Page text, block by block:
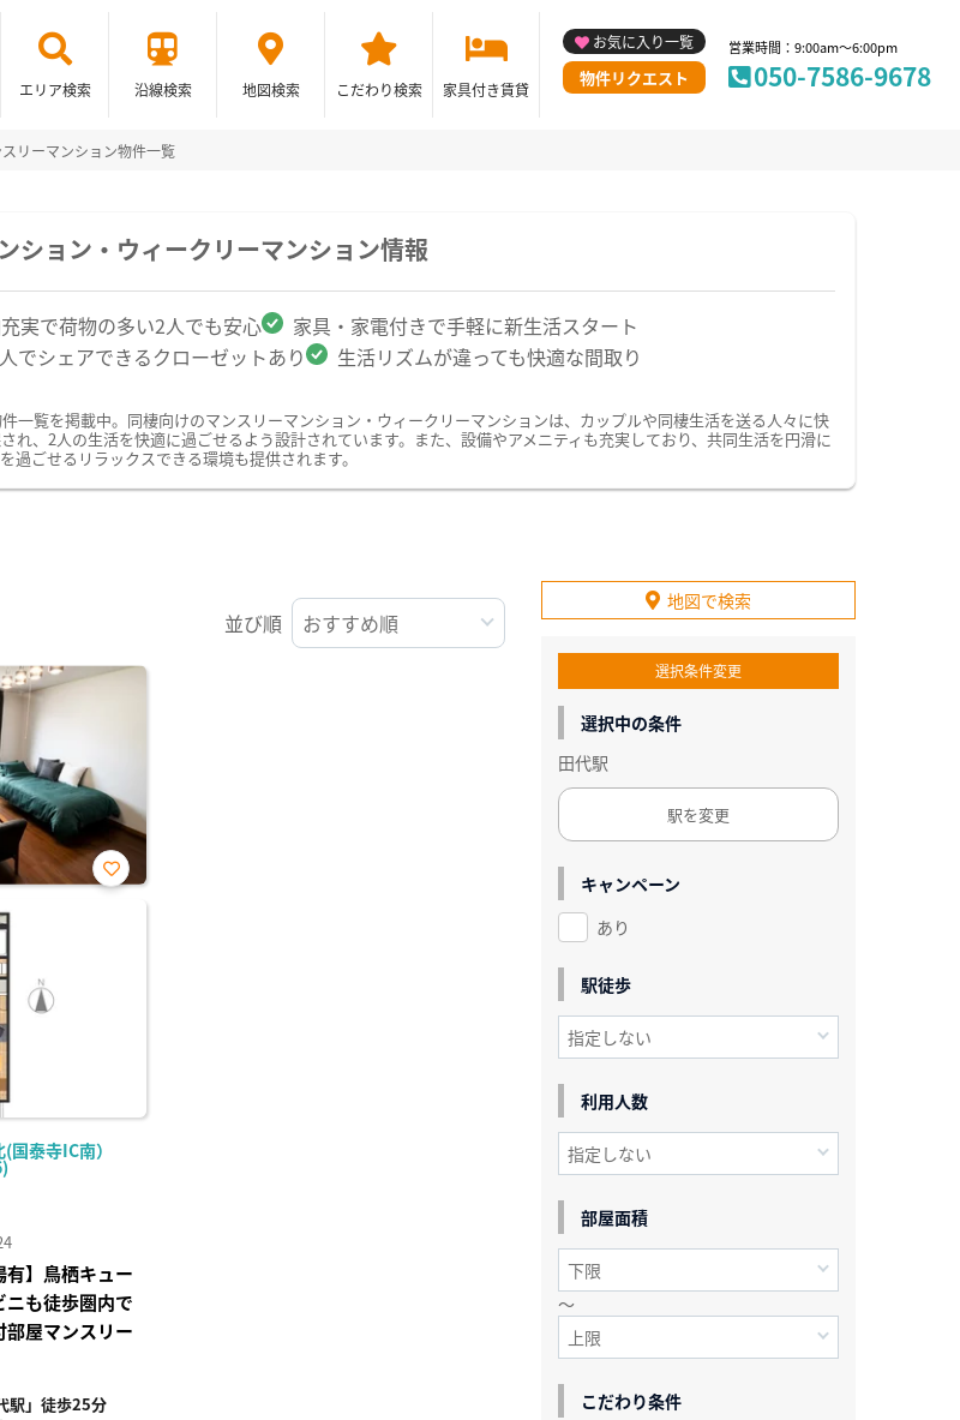
エリア検索 沿線検索 地図検索 こだわり検索 家具付き賃貸
お気に入り一覧
物件リクエスト
営業時間：9:00am～6:00pm
050-7586-9678
リーマンション物件一覧
ション・ウィークリーマンション情報
実で荷物の多い2人でも安心
家具・家電付きで手軽に新生活スタート
でシェアできるクローゼットあり 生活リズムが違っても快適な間取り
一覧を掲載中。同棲向けのマンスリーマンション・ウィークリーマンションは、カップルや同棲生活を送る人々に快
、2人の生活を快適に過ごせるよう設計されています。また、設備やアメニティも充実しており、共同生活を円滑に
ごせるリラックスできる環境も提供されます。
並び順
泰寺IC南）
お気
有】鳥栖キュー
ニも徒歩圏内で
屋マンスリー
駅」徒歩25分
地図で検索
選択条件変更
選択中の条件
田代駅
駅を変更
キャンペーン
あり
駅徒歩
利用人数
部屋面積
～
こだわり条件